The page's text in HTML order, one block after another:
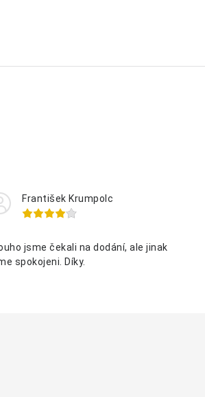
František Krumpolc
jsme čekali na dodání, ale jinak
spokojeni. Díky.